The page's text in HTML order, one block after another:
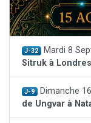
J-32 Mardi 8
Sitruk à
J-9 Dimanche
de Ungvar à